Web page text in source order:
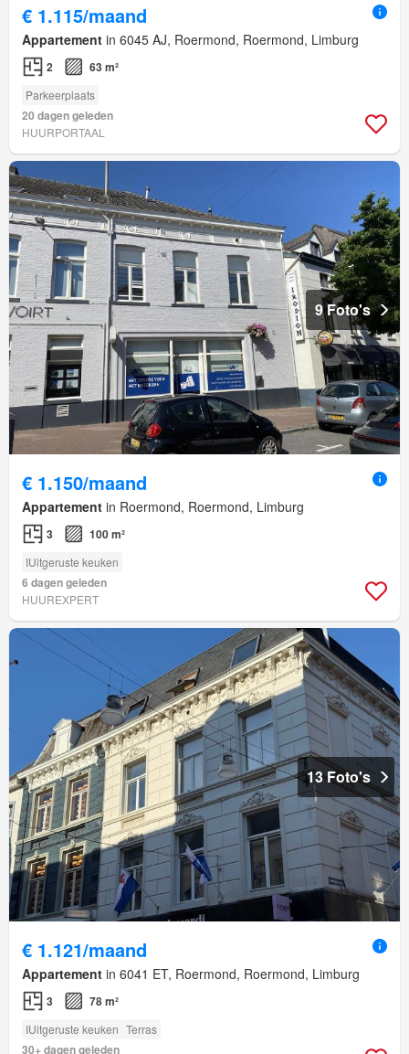
€ 1.115/maand
Appartement in 6045 AJ, Roermond, Roermond, Limburg
2 63 m²
Parkeerplaats
20 dagen geleden
HUURPORTAAL
9 Foto's
€ 1.150/maand
Appartement in Roermond, Roermond, Limburg
3 100 m²
IUitgeruste keuken
6 dagen geleden
HUUREXPERT
13 Foto's
€ 1.121/maand
Appartement in 6041 ET, Roermond, Roermond, Limburg
3 78 m²
IUitgeruste keuken Terras
30+ dagen geleden